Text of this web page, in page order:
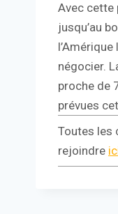
Avec cette
jusqu’au
négocier.
proche de
prévues
Toutes les
rejoindre